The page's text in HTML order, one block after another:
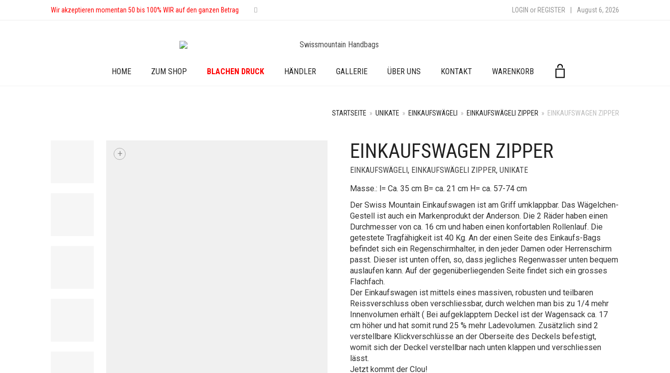
Wir akzeptieren momentan 50 bis 100% WIR auf den ganzen Betrag LOGIN or REGISTER August 6, 2026
HOME ZUM SHOP BLACHEN DRUCK HÄNDLER GALLERIE ÜBER UNS KONTAKT WARENKORB
STARTSEITE » UNIKATE » EINKAUFSWÄGELI » EINKAUFSWÄGELI ZIPPER » EINKAUFSWAGEN ZIPPER
+ EINKAUFSWAGEN ZIPPER
EINKAUFSWÄGELI, EINKAUFSWÄGELI ZIPPER, UNIKATE
Masse.: l= Ca. 35 cm B= ca. 21 cm H= ca. 57-74 cm
Der Swiss Mountain Einkaufswagen ist am Griff umklappbar. Das Wägelchen-
Gestell ist auch ein Markenprodukt der Anderson. Die 2 Räder haben einen
Durchmesser von ca. 16 cm und haben einen konfortablen Rollenlauf. Die
getestete Tragfähigkeit ist 40 Kg. An der einen Seite des Einkaufs-Bags
befindet sich ein Regenschirmhalter, in den jeder Damen oder Herrenschirm
passt. Dieser ist unten offen, so, dass jegliches Regenwasser unten bequem
auslaufen kann. Auf der gegenüberliegenden Seite findet sich ein grosses
Flachfach.
Der Einkaufswagen ist mittels eines massiven, robusten und teilbaren
Reissverschluss oben verschliessbar, durch welchen man bis zu 1/4 mehr
Innenvolumen erhält ( Bei aufgeklapptem Deckel ist der Wagensack ca. 17
cm höher und hat somit rund 25 % mehr Ladevolumen. Zusätzlich sind 2
verstellbare Klickverschlüsse an der Oberseite des Deckels befestigt,
womit sich der Deckel verstellbar nach unten klappen und verschliessen
lässt.
Jetzt kommt der Clou!